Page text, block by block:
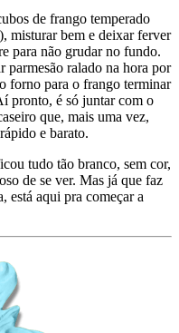
de frango temperado
misturar bem e deixar ferver
para não grudar no fundo.
parmesão ralado na hora por
forno para o frango terminar
pronto, é só juntar com o
que, mais uma vez,
e barato.
tudo tão branco, sem cor,
de se ver. Mas já que faz
está aqui pra começar a